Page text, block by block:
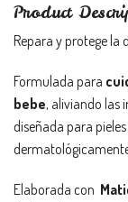
Product
Repara y protege la
Formulada para
bebe, aliviando las
diseñada para
Elaborada con